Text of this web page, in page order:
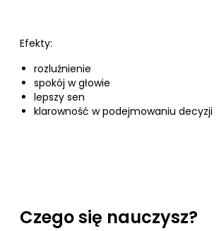
Efekty:
rozluźnienie
spokój w głowie
lepszy sen
klarowność w podejmowaniu decyzji
Czego się nauczysz?